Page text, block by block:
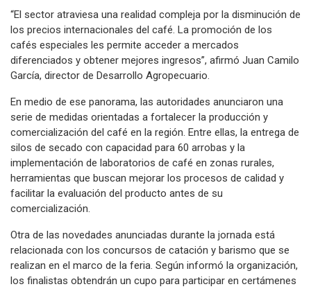
“El sector atraviesa una realidad compleja por la disminución de
los precios internacionales del café. La promoción de los
cafés especiales les permite acceder a mercados
diferenciados y obtener mejores ingresos”, afirmó Juan Camilo
García, director de Desarrollo Agropecuario.
En medio de ese panorama, las autoridades anunciaron una
serie de medidas orientadas a fortalecer la producción y
comercialización del café en la región. Entre ellas, la entrega de
silos de secado con capacidad para 60 arrobas y la
implementación de laboratorios de café en zonas rurales,
herramientas que buscan mejorar los procesos de calidad y
facilitar la evaluación del producto antes de su
comercialización.
Otra de las novedades anunciadas durante la jornada está
relacionada con los concursos de catación y barismo que se
realizan en el marco de la feria. Según informó la organización,
los finalistas obtendrán un cupo para participar en certámenes